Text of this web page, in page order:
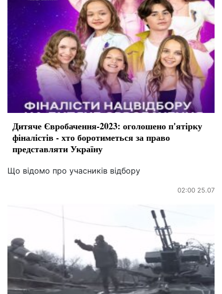
Дитяче Євробачення-2023: оголошено п'ятірку
фіналістів - хто боротиметься за право
представляти Україну
Що відомо про учасників відбору
02:00 25.07